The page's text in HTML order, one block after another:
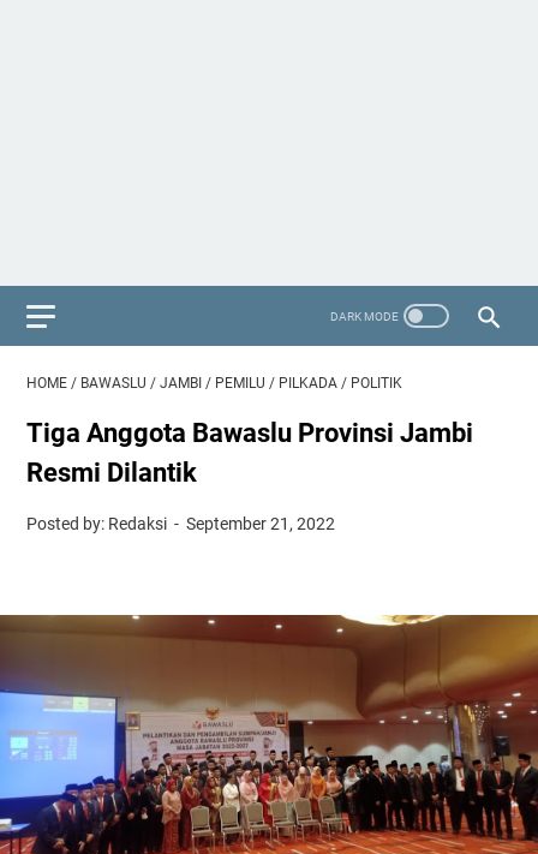
HOME / BAWASLU / JAMBI / PEMILU / PILKADA / POLITIK
Tiga Anggota Bawaslu Provinsi Jambi
Resmi Dilantik
Posted by: Redaksi September 21, 2022